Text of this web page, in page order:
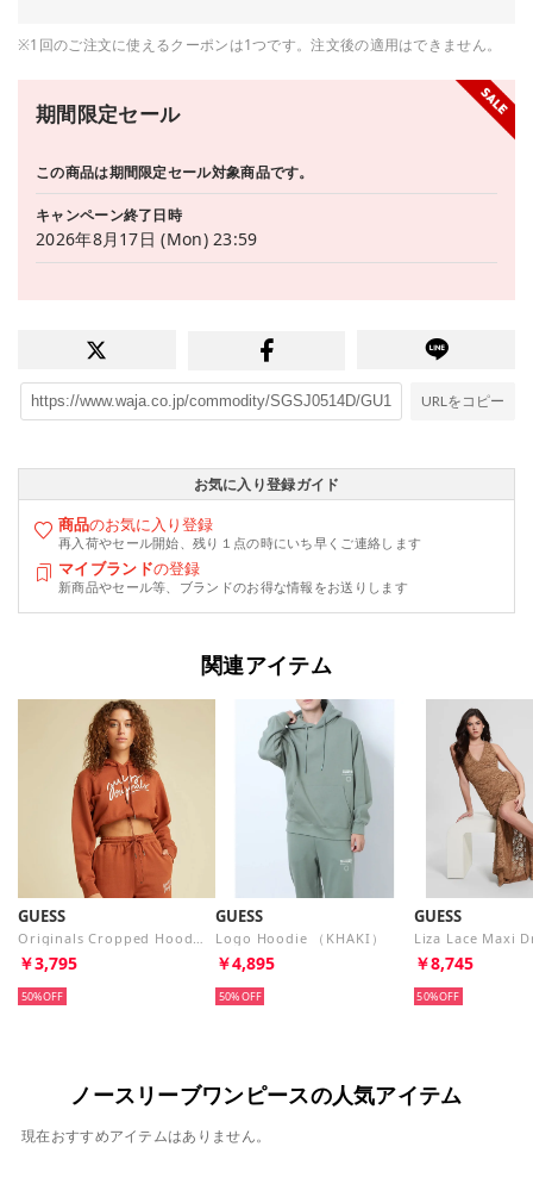
※1回のご注文に使えるクーポンは1つです。注文後の適用はできません。
期間限定セール
この商品は期間限定セール対象商品です。
キャンペーン終了日時
2026年8月17日 (Mon) 23:59
URLをコピー
お気に入り登録ガイド
商品のお気に入り登録
再入荷やセール開始、残り１点の時にいち早くご連絡します
マイブランドの登録
新商品やセール等、ブランドのお得な情報をお送りします
関連アイテム
GUESS
Originals Cropped Hoodie （A10E）
￥3,795
50%
GUESS
Logo Hoodie （KHAKI）
￥4,895
50%
GUESS
￥8,745
50%
ノースリーブワンピースの人気アイテム
現在おすすめアイテムはありません。